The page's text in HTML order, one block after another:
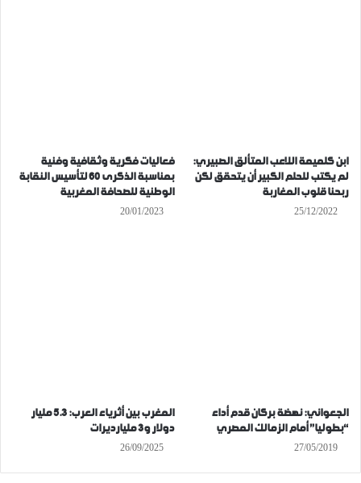
ابن كلميمة اللاعب المتألق الصبيري:
لم يكتب للحلم الكبير أن يتحقق لكن
ربحنا قلوب المغاربة
25/12/2022
فعاليات فكرية وثقافية وفنية
بمناسبة الذكرى 60 لتأسيس النقابة
الوطنية للصحافة المغربية
20/01/2023
الجعواني: نهضة بركان قدم أداء
“بطوليا” أمام الزمالك المصري
27/05/2019
المغرب بين أثرياء العرب: 5.3 مليار
دولار و3 مليارديرات
26/09/2025